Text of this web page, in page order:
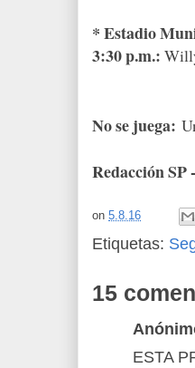
* Estadio
3:30 p.m.:
No se juega:
Redacción
on 5.8.16
Etiquetas:
15
ESTA